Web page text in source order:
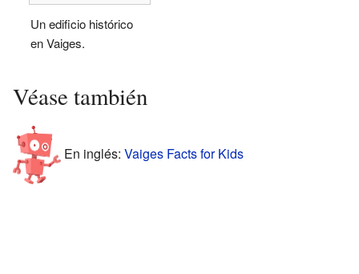
Un edificio histórico
en Vaiges.
Véase también
En inglés: Vaiges Facts for Kids